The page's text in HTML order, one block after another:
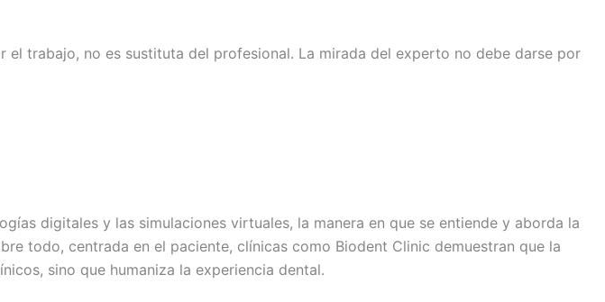
trabajo, no es sustituta del profesional. La mirada del experto no debe darse por
digitales y las simulaciones virtuales, la manera en que se entiende y aborda la
todo, centrada en el paciente, clínicas como Biodent Clinic demuestran que la
sino que humaniza la experiencia dental.